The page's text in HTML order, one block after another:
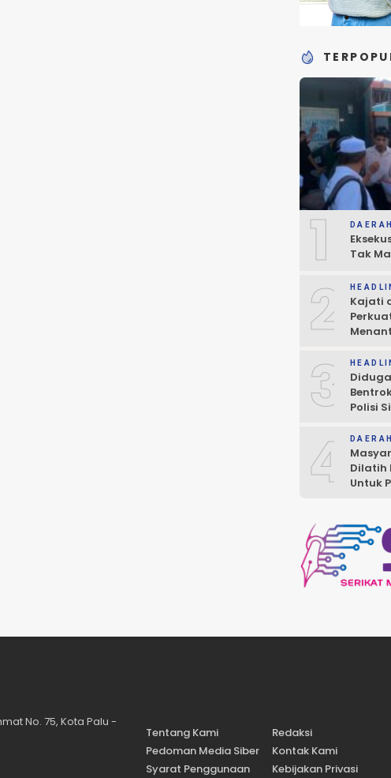
1 DAERAH
Tak
2
Kajati
3
Polisi
4 DAERAH
Dilatih
Untuk
No. 75, Kota Palu -
Tentang Kami Redaksi
Pedoman Media Siber
Kontak Kami
Syarat Penggunaan
Kebijakan Privasi